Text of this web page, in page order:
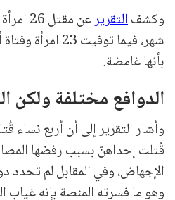
وكشفالتقرير
عن
شهر، فيما
بأنها غامضة.
الدوافع مختلفة ولكن
وأشار التقرير إلى أن أربع نساء
قُتلت إحداهنّ بسبب رفضها
الإجهاض، وفي المقابل لم تحدد
وهو ما فسرته المنصة بإنه